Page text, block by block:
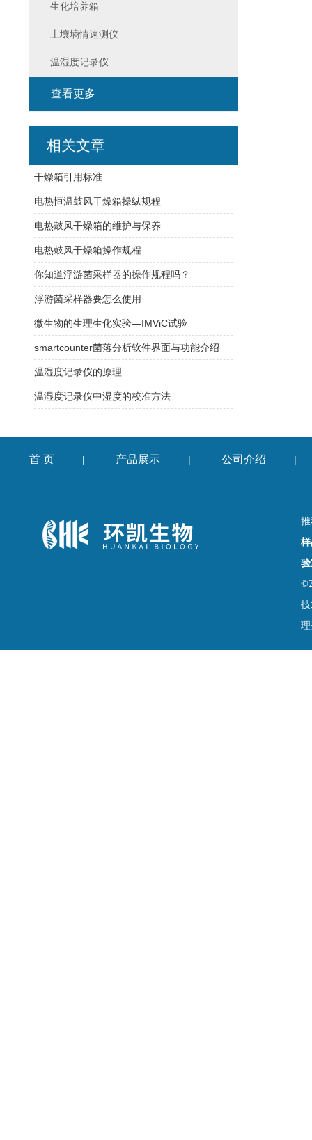
生化培养箱
土壤墒情速测仪
温湿度记录仪
查看更多
相关文章
干燥箱引用标准
电热恒温鼓风干燥箱操纵规程
电热鼓风干燥箱的维护与保养
电热鼓风干燥箱操作规程
你知道浮游菌采样器的操作规程吗？
浮游菌采样器要怎么使用
微生物的生理生化实验—IMViC试验
smartcounter菌落分析软件界面与功能介绍
温湿度记录仪的原理
温湿度记录仪中湿度的校准方法
首 页 | 产品展示 | 公司介绍 |